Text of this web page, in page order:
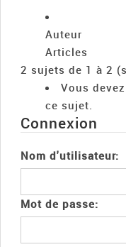
Auteur
Articles
2 sujets de 1 à 2
Vous
ce sujet.
Connexion
Nom d'utilisateur:
Mot de passe: